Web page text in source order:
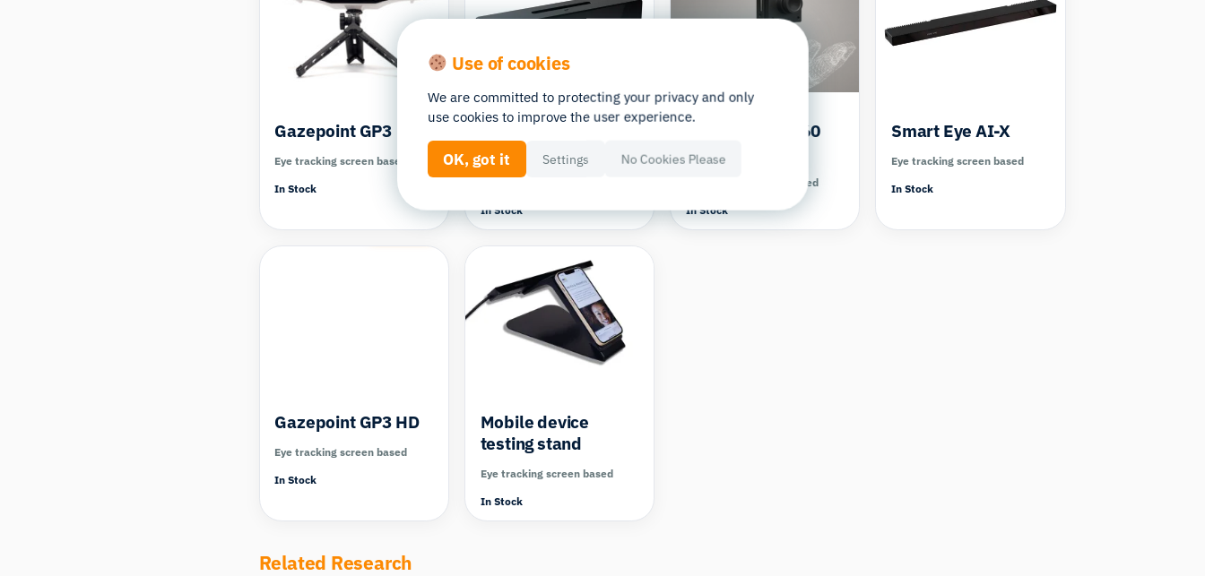
Gazepoint GP3
Eye tracking screen based
In Stock
Smart Eye Aurora
Eye Tracker
In Stock
Smart Eye Pro 60
Hz
Eye tracking screen based
In Stock
Smart Eye AI-X
Eye tracking screen based
In Stock
Gazepoint GP3 HD
Eye tracking screen based
In Stock
Mobile device
testing stand
Eye tracking screen based
In Stock
Related Research
Use of cookies
We are committed to protecting your privacy and only
use cookies to improve the user experience.
OK, got it Settings No Cookies Please